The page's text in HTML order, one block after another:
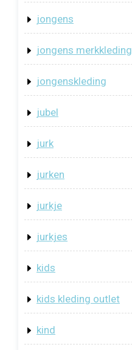
jongens
jongens merkkleding
jongenskleding
jubel
jurk
jurken
jurkje
jurkjes
kids
kids kleding outlet
kind